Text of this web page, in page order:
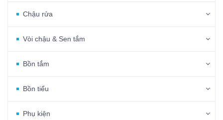
Chậu rửa
Vòi chậu & Sen tắm
Bồn tắm
Bồn tiểu
Phụ kiện